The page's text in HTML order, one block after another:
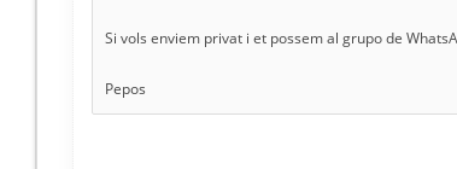
Si vols enviem privat i et possem al grupo de
Pepos